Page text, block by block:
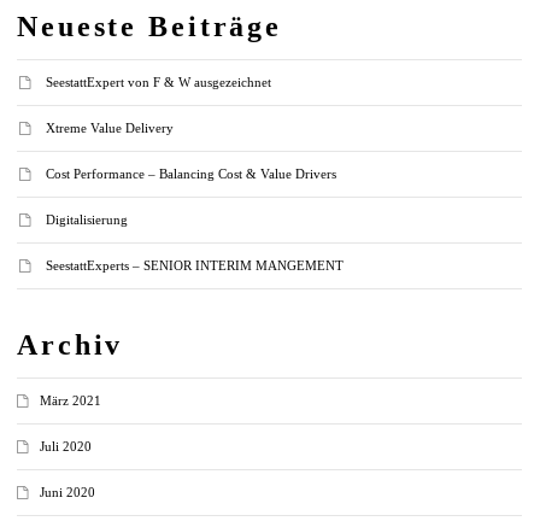
Neueste Beiträge
SeestattExpert von F & W ausgezeichnet
Xtreme Value Delivery
Cost Performance – Balancing Cost & Value Drivers
Digitalisierung
SeestattExperts – SENIOR INTERIM MANGEMENT
Archiv
März 2021
Juli 2020
Juni 2020